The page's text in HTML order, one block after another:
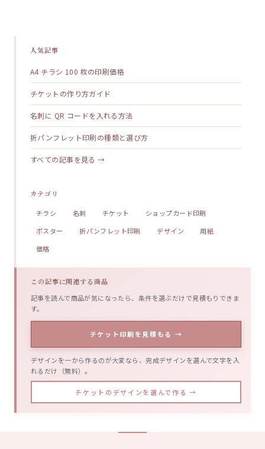
人気記事
A4 チラシ 100 枚の印刷価格
チケットの作り方ガイド
名刺に QR コードを入れる方法
折パンフレット印刷の種類と選び方
すべての記事を見る →
カテゴリ
チラシ 名刺 チケット
ショップカード印刷
ポスター
折パンフレット印刷 デザイン
用紙
価格
この記事に関連する商品
記事を読んで商品が気になったら、条件を選ぶだけで見積もりできま
す。
チケット印刷を見積もる →
デザインを一から作るのが大変なら、完成デザインを選んで文字を入
れるだけ（無料）。
チケットのデザインを選んで作る →